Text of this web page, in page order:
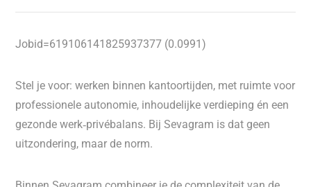
Jobid=619106141825937377 (0.0991)
Stel je voor: werken binnen kantoortijden, met ruimte voor
professionele autonomie, inhoudelijke verdieping én een
gezonde werk‑privébalans. Bij Sevagram is dat geen
uitzondering, maar de norm.